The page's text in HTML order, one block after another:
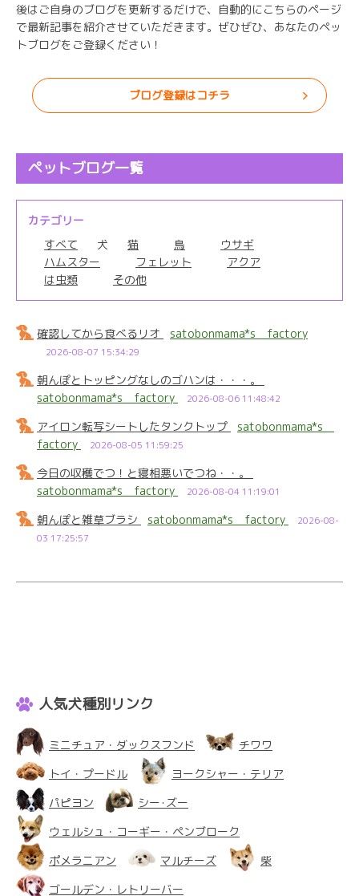
後はご自身のブログを更新するだけで、自動的にこちらのページ
で最新記事を紹介させていただきます。ぜひぜひ、あなたのペッ
トブログをご登録ください！
ブログ登録はコチラ
ペットブログ一覧
カテゴリー
すべて
犬 猫 鳥
ウサギ
ハムスター
フェレット
アクア
は虫類
その他
確認してから食べるリオ satobonmama*s factory
2026-08-07 15:34:29
朝んぽとトッピングなしのゴハンは・・・。
satobonmama*s factory
2026-08-06 11:48:42
アイロン転写シートしたタンクトップ
satobonmama*s
factory
2026-08-05 11:59:25
今日の収穫でつ！と寝相悪いでつね・・。
satobonmama*s factory
2026-08-04 11:19:01
朝んぽと雑草ブラシ satobonmama*s factory
2026-08-
03 17:25:57
人気犬種別リンク
ミニチュア・ダックスフンド
チワワ
トイ・プードル
ヨークシャー・テリア
パピヨン
シー･ズー
ウェルシュ・コーギー・ペンブローク
ポメラニアン
マルチーズ
柴
ゴールデン・レトリーバー